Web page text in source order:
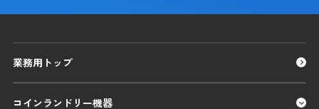
業務用トップ
コインランドリー機器